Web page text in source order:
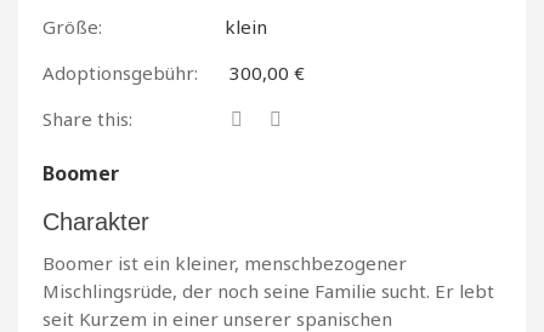
Größe:
klein
Adoptionsgebühr:
300,00 €
Share this:
Boomer
Charakter
Boomer ist ein kleiner, menschbezogener
Mischlingsrüde, der noch seine Familie sucht. Er lebt
seit Kurzem in einer unserer spanischen